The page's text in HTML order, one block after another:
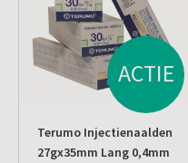
ACTIE
Terumo Injectienaalden
27gx35mm Lang 0,4mm